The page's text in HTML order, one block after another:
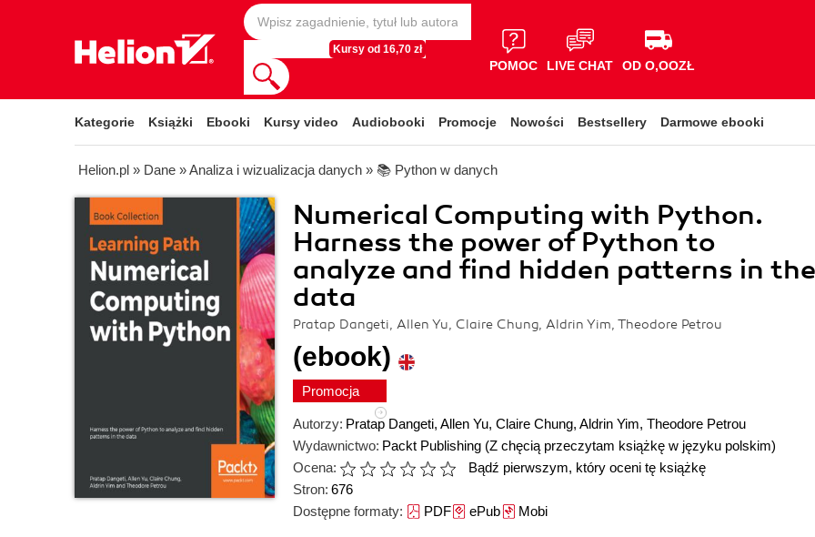
Kursy od 16,70 zł
POMOC LIVE CHAT OD O,OOZŁ
Kategorie Książki Ebooki Kursy video Audiobooki Promocje Nowości Bestsellery Darmowe ebooki
Helion.pl » Dane »Analiza i wizualizacja danych » 📚 Python w danych
Numerical Computing with Python.
Harness the power of Python to
analyze and find hidden patterns in the
data
Pratap Dangeti, Allen Yu, Claire Chung, Aldrin Yim, Theodore Petrou
(ebook)
Promocja
Autorzy: Pratap Dangeti, Allen Yu, Claire Chung, Aldrin Yim, Theodore Petrou
Wydawnictwo: Packt Publishing (Z chęcią przeczytam książkę w języku polskim)
Ocena:
Bądź pierwszym, który oceni tę książkę
Stron: 676
Dostępne formaty: PDFePubMobi